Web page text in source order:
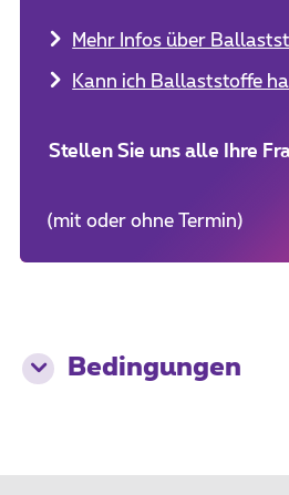
Mehr Infos über
Kann ich Ballaststoffe
Stellen Sie uns alle Ihre
(mit oder ohne Termin)
Bedingungen